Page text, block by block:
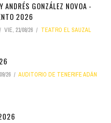
ANDRÉS GONZÁLEZ NOVOA -
2026
VIE, 21/08/26 TEATRO EL SAUZAL
26
AUDITORIO DE TENERIFE ADÁN